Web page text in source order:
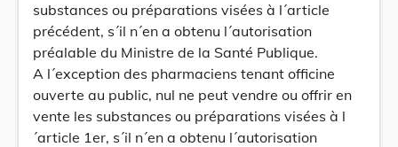
substances ou préparations visées à l´article
précédent, s´il n´en a obtenu l´autorisation
préalable du Ministre de la Santé Publique.
A l´exception des pharmaciens tenant officine
ouverte au public, nul ne peut vendre ou offrir en
vente les substances ou préparations visées à l
´article 1er, s´il n´en a obtenu l´autorisation